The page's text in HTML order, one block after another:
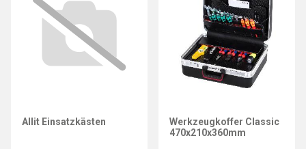
Allit Einsatzkästen
Werkzeugkoffer Classic
470x210x360mm